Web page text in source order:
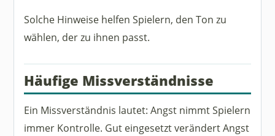
Solche Hinweise helfen Spielern, den Ton zu
wählen, der zu ihnen passt.
Häufige Missverständnisse
Ein Missverständnis lautet: Angst nimmt Spielern
immer Kontrolle. Gut eingesetzt verändert Angst